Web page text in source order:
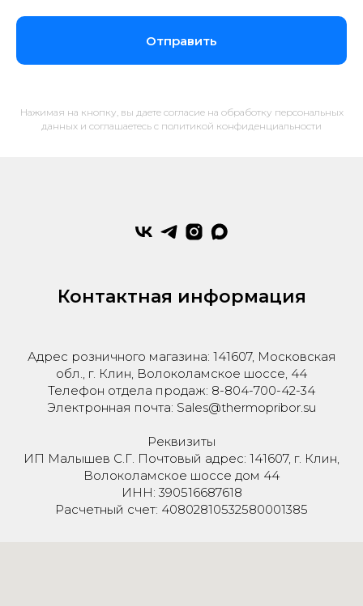
Отправить
Нажимая на кнопку, вы даете согласие на обработку персональных
данных и соглашаетесь c политикой конфиденциальности
Контактная информация
Адрес розничного магазина: 141607, Московская
обл., г. Клин, Волоколамское шоссе, 44
Телефон отдела продаж: 8-804-700-42-34
Электронная почта: Sales@thermopribor.su
Реквизиты
ИП Малышев С.Г. Почтовый адрес: 141607, г. Клин,
Волоколамское шоссе дом 44
ИНН: 390516687618
Расчетный счет: 40802810532580001385